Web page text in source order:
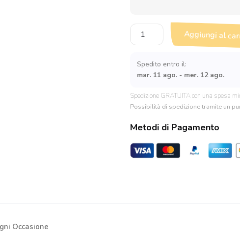
Portachiavi
in
Faggio
Personalizzabile
quantità
Aggiungi al
Spedito entro il:
mar. 11 ago. - mer. 12 ago.
Spedizione GRATUITA con una spesa
Possibilità di spedizione tramite un
Metodi di Pagamento
Occasione